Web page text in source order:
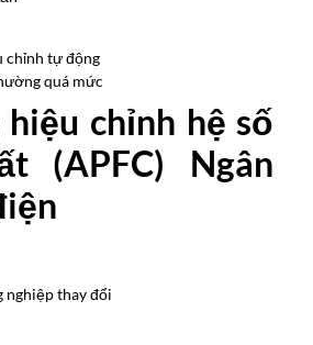
chỉnh tự động
quá mức
chỉnh hệ số
(APFC) Ngân
nghiệp thay đổi